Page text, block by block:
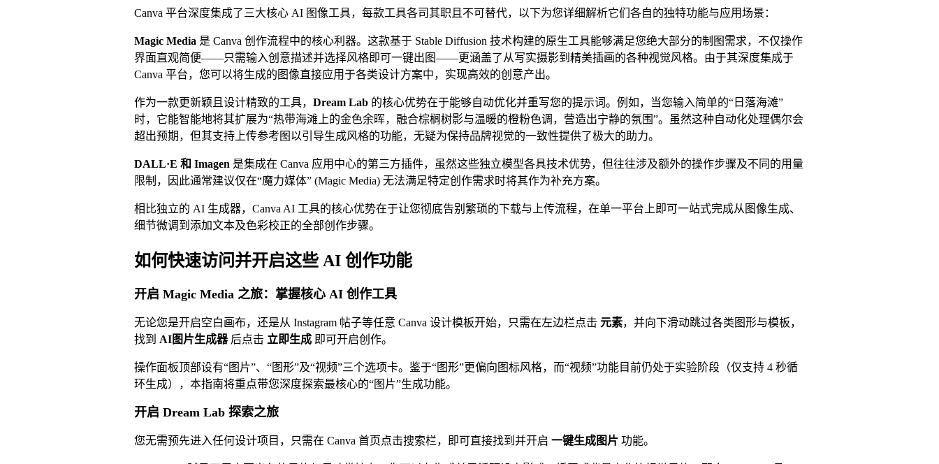
Canva 平台深度集成了三大核心 AI 图像工具，每款工具各司其职且不可替代，以下为您详细解析它们各自的独特功能与应用场景：
Magic Media 是 Canva 创作流程中的核心利器。这款基于 Stable Diffusion 技术构建的原生工具能够满足您绝大部分的制图需求，不仅操作
界面直观简便——只需输入创意描述并选择风格即可一键出图——更涵盖了从写实摄影到精美插画的各种视觉风格。由于其深度集成于
Canva 平台，您可以将生成的图像直接应用于各类设计方案中，实现高效的创意产出。
作为一款更新颖且设计精致的工具， Dream Lab 的核心优势在于能够自动优化并重写您的提示词。例如，当您输入简单的“日落海滩”
时，它能智能地将其扩展为“热带海滩上的金色余晖，融合棕榈树影与温暖的橙粉色调，营造出宁静的氛围”。虽然这种自动化处理偶尔会
超出预期，但其支持上传参考图以引导生成风格的功能，无疑为保持品牌视觉的一致性提供了极大的助力。
DALL·E 和 Imagen 是集成在 Canva 应用中心的第三方插件，虽然这些独立模型各具技术优势，但往往涉及额外的操作步骤及不同的用量
限制，因此通常建议仅在“魔力媒体” (Magic Media) 无法满足特定创作需求时将其作为补充方案。
相比独立的 AI 生成器，Canva AI 工具的核心优势在于让您彻底告别繁琐的下载与上传流程，在单一平台上即可一站式完成从图像生成、
细节微调到添加文本及色彩校正的全部创作步骤。
如何快速访问并开启这些 AI 创作功能
开启 Magic Media 之旅：掌握核心 AI 创作工具
无论您是开启空白画布，还是从 Instagram 帖子等任意 Canva 设计模板开始，只需在左边栏点击 元素，并向下滑动跳过各类图形与模板，
找到 AI图片生成器后点击 立即生成 即可开启创作。
操作面板顶部设有“图片”、“图形”及“视频”三个选项卡。鉴于“图形”更偏向图标风格，而“视频”功能目前仍处于实验阶段（仅支持 4 秒循
环生成），本指南将重点带您深度探索最核心的“图片”生成功能。
开启 Dream Lab 探索之旅
您无需预先进入任何设计项目，只需在 Canva 首页点击搜索栏，即可直接找到并开启 一键生成图片 功能。